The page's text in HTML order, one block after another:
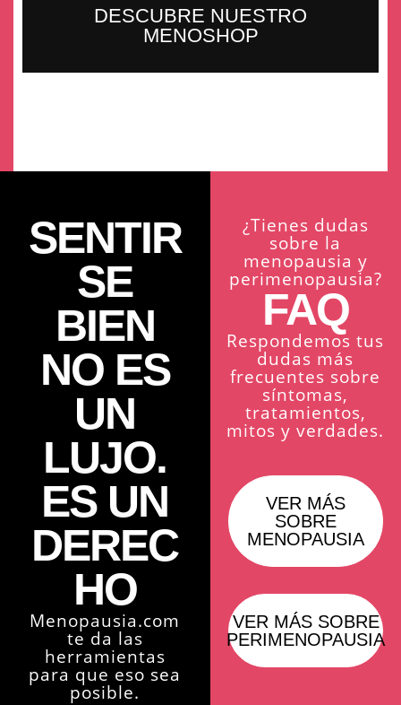
DESCUBRE NUESTRO
MENOSHOP
SENTIR
SE
BIEN
NO ES
UN
LUJO.
ES UN
DEREC
HO
Menopausia.com
te da las
herramientas
para que eso sea
posible.
¿Tienes dudas
sobre la
menopausia y
perimenopausia?
FAQ
Respondemos tus
dudas más
frecuentes sobre
síntomas,
tratamientos,
mitos y verdades.
VER MÁS
SOBRE
MENOPAUSIA
VER MÁS SOBRE
PERIMENOPAUSIA